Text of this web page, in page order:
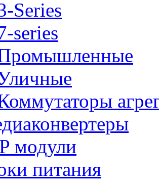
Series
series
модули
питания